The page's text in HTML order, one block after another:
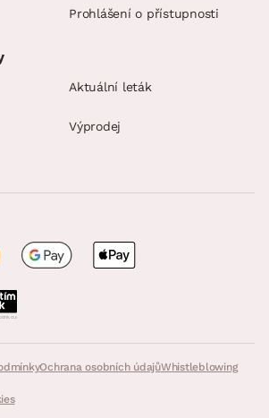
Prohlášení o přístupnosti
Ochrana osobních údajůWhistleblowing
Aktuální leták
Výprodej